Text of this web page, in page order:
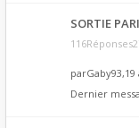
SORTIE
parGaby93,19
Dernier